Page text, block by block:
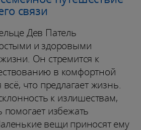
связи
Дев Патель
и здоровыми
Он стремится к
в комфортной
что предлагает жизнь.
к излишествам,
помогает избежать
вещи приносят ему